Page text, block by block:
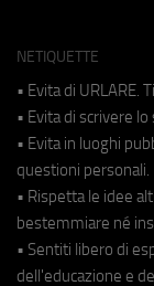
NETIQUETTE
• Evita di URLARE.
• Evita di scrivere
• Evita in luoghi
questioni personali.
• Rispetta le idee
bestemmiare né
• Sentiti libero di
dell'educazione e